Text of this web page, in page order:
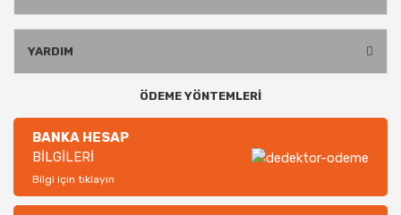
YARDIM
ÖDEME YÖNTEMLERİ
BANKA HESAP
BİLGİLERİ
Bilgi için tıklayın